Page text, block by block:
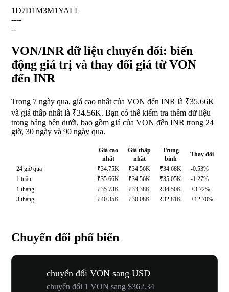
1D7D1M3M1YALL
----
--
VON/INR dữ liệu chuyển đổi: biến
động giá trị và thay đổi giá từ VON
đến INR
Trong 7 ngày qua, giá cao nhất của VON đến INR là ₹35.66K
và giá thấp nhất là ₹34.56K. Bạn có thể kiểm tra thêm dữ liệu
trong bảng bên dưới, bao gồm giá của VON đến INR trong 24
giờ, 30 ngày và 90 ngày qua.
Giá cao
nhất
Giá thấp
nhất
Trung
bình
Thay đổi
24 giờ qua
₹34.75K ₹34.56K ₹34.68K
-0.53%
1 tuần
₹35.66K ₹34.56K ₹35.05K
-1.27%
1 tháng
₹35.73K ₹33.38K ₹34.50K
+3.72%
3 tháng
₹40.35K ₹30.08K ₹32.81K +12.70%
Chuyển đổi phổ biến
chuyển đổi VON sang USD
chuyển đổi 1 VON sang $362.34